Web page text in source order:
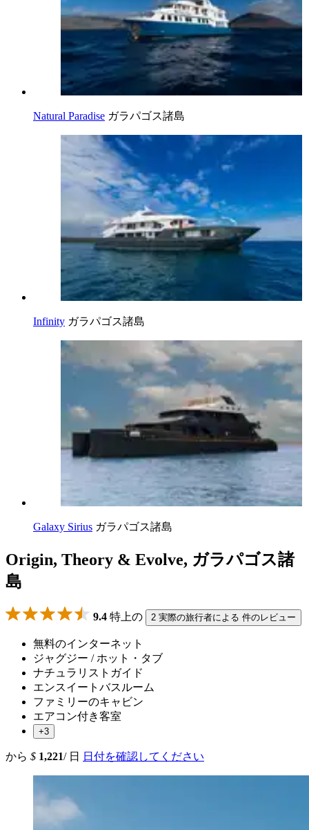
Natural Paradise ガラパゴス諸島
Infinity ガラパゴス諸島
Galaxy Sirius ガラパゴス諸島
Origin, Theory & Evolve, ガラパゴス諸
島
9.4 特上の 2 実際の旅行者による 件のレビュー
無料のインターネット
ジャグジー / ホット・タブ
ナチュラリストガイド
エンスイートバスルーム
ファミリーのキャビン
エアコン付き客室
+3
から $ 1,221/ 日 日付を確認してください